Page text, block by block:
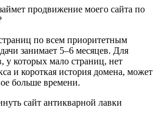
продвижение моего сайта по
по всем приоритетным
занимает 5–6 месяцев. Для
у которых мало страниц, нет
и короткая история домена, может
больше времени.
сайт антикварной лавки